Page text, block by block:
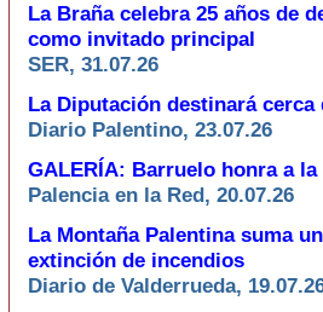
La Braña celebra 25 años de
como invitado principal
SER, 31.07.26
La Diputación destinará cerca
Diario Palentino, 23.07.26
GALERÍA: Barruelo honra a
Palencia en la Red, 20.07.26
La Montaña Palentina suma
extinción de incendios
Diario de Valderrueda,